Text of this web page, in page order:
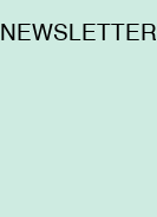
NEWSLETTER